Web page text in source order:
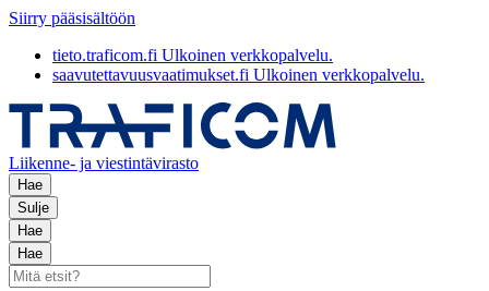
Siirry pääsisältöön
tieto.traficom.fi Ulkoinen verkkopalvelu.
saavutettavuusvaatimukset.fi Ulkoinen verkkopalvelu.
Liikenne- ja viestintävirasto
Hae
Sulje
Hae
Hae